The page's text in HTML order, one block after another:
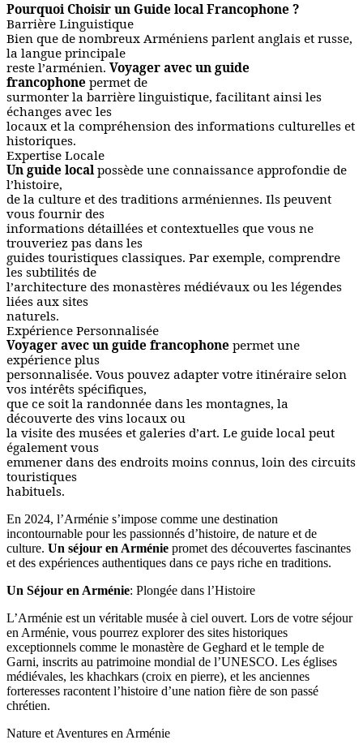
Pourquoi Choisir un Guide local Francophone ?
Barrière Linguistique
Bien que de nombreux Arméniens parlent anglais et russe,
la langue principale
reste l’arménien. Voyager avec un guide
francophone permet de
surmonter la barrière linguistique, facilitant ainsi les
échanges avec les
locaux et la compréhension des informations culturelles et
historiques.
Expertise Locale
Un guide localpossède une connaissance approfondie de
l’histoire,
de la culture et des traditions arméniennes. Ils peuvent
vous fournir des
informations détaillées et contextuelles que vous ne
trouveriez pas dans les
guides touristiques classiques. Par exemple, comprendre
les subtilités de
l’architecture des monastères médiévaux ou les légendes
liées aux sites
naturels.
Expérience Personnalisée
Voyager avec un guide francophone permet une
expérience plus
personnalisée. Vous pouvez adapter votre itinéraire selon
vos intérêts spécifiques,
que ce soit la randonnée dans les montagnes, la
découverte des vins locaux ou
la visite des musées et galeries d’art. Le guide local peut
également vous
emmener dans des endroits moins connus, loin des circuits
touristiques
habituels.
En 2024, l’Arménie s’impose comme une destination
incontournable pour les passionnés d’histoire, de nature et de
culture. Un séjour en Arménie promet des découvertes fascinantes
et des expériences authentiques dans ce pays riche en traditions.
Un Séjour en Arménie: Plongée dans l’Histoire
L’Arménie est un véritable musée à ciel ouvert. Lors de votre séjour
en Arménie, vous pourrez explorer des sites historiques
exceptionnels comme le monastère de Geghard et le temple de
Garni, inscrits au patrimoine mondial de l’UNESCO. Les églises
médiévales, les khachkars (croix en pierre), et les anciennes
forteresses racontent l’histoire d’une nation fière de son passé
chrétien.
Nature et Aventures en Arménie